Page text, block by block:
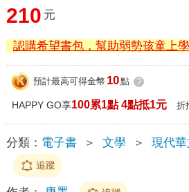
210 元
認購希望書包，幫助弱勢孩童上學
預計最高可得金幣 10點 ?
HAPPY GO享100累1點 4點抵1元 折
分類： 電子書 ＞ 文學 ＞ 現代
追蹤